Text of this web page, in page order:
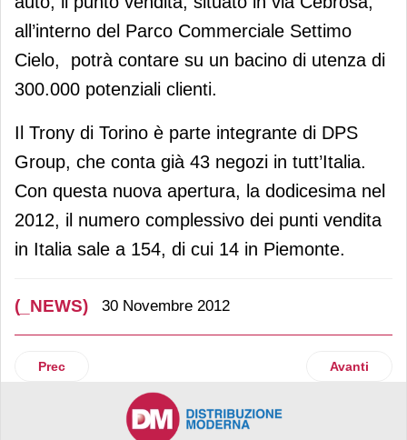
all’interno del Parco Commerciale Settimo
Cielo, potrà contare su un bacino di utenza di
300.000 potenziali clienti.
Il Trony di Torino è parte integrante di DPS
Group, che conta già 43 negozi in tutt’Italia.
Con questa nuova apertura, la dodicesima nel
2012, il numero complessivo dei punti vendita
in Italia sale a 154, di cui 14 in Piemonte.
(_NEWS) 30 Novembre 2012
Articolo precedente: Rimmel: incremento del 30.1% nelle
Prec Articolo
Avanti